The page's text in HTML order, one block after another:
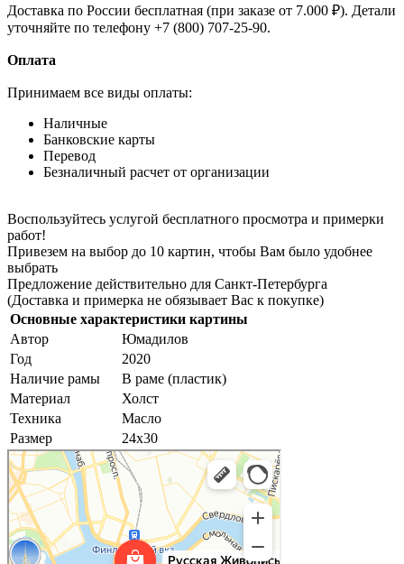
Доставка по России бесплатная (при заказе от 7.000 ₽). Детали
уточняйте по телефону +7 (800) 707-25-90.
Оплата
Принимаем все виды оплаты:
Наличные
Банковские карты
Перевод
Безналичный расчет от организации
Воспользуйтесь услугой бесплатного просмотра и примерки
работ!
Привезем на выбор до 10 картин, чтобы Вам было удобнее
выбрать
Предложение действительно для Санкт-Петербурга
(Доставка и примерка не обязывает Вас к покупке)
Основные характеристики картины
Автор
Юмадилов
Год
2020
Наличие рамы
В раме (пластик)
Материал
Холст
Техника
Масло
Размер
24х30